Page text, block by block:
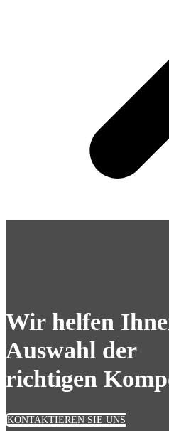
Wir helfen
Auswahl der
richtigen
KONTAKTIEREN SIE UNS